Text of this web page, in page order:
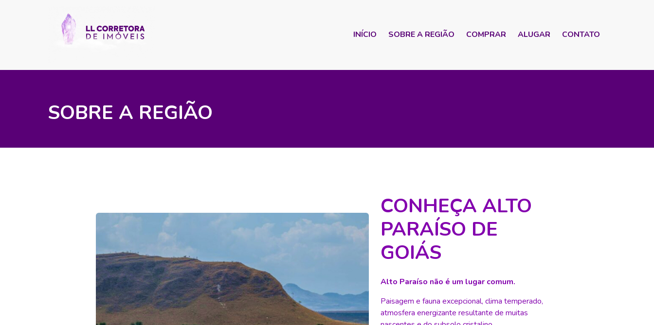
INÍCIO SOBRE A REGIÃO COMPRAR ALUGAR CONTATO
SOBRE A REGIÃO
CONHEÇA ALTO
PARAÍSO DE
GOIÁS
Alto Paraíso não é um lugar comum.
Paisagem e fauna excepcional, clima temperado,
atmosfera energizante resultante de muitas